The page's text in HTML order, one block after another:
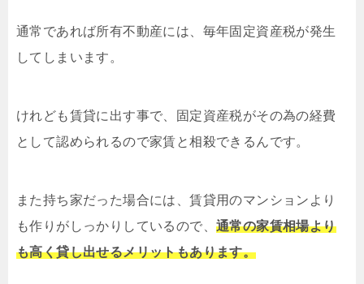
通常であれば所有不動産には、毎年固定資産税が発生
してしまいます。
けれども賃貸に出す事で、固定資産税がその為の経費
として認められるので家賃と相殺できるんです。
また持ち家だった場合には、賃貸用のマンションより
も作りがしっかりしているので、 通常の家賃相場より
も高く貸し出せるメリットもあります。